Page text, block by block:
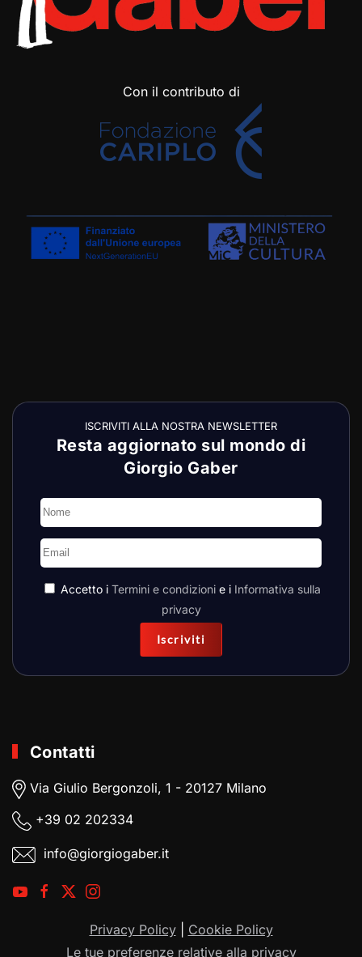
Con il contributo di
ISCRIVITI ALLA NOSTRA NEWSLETTER
Resta aggiornato sul mondo di
Giorgio Gaber
Accetto i Termini e condizioni e i Informativa sulla
privacy
Iscriviti
Contatti
Via Giulio Bergonzoli, 1 - 20127 Milano
+39 02 202334
info@giorgiogaber.it
Privacy Policy| Cookie Policy
Le tue preferenze relative alla privacy